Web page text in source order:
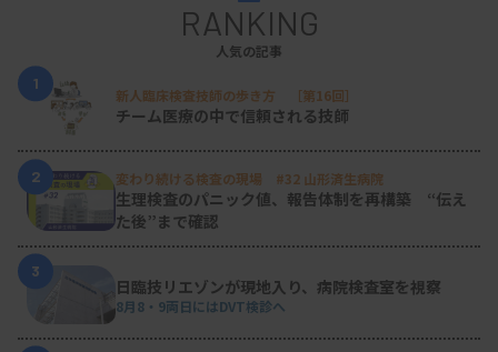
RANKING
人気の記事
1
新人臨床検査技師の歩き方 ［第16回］
チーム医療の中で信頼される技師
2 変わり続ける検査の現場 #32 山形済生病院
生理検査のパニック値、報告体制を再構築 “伝え
た後”まで確認
3
日臨技リエゾンが現地入り、病院検査室を視察
8月8・9両日にはDVT検診へ